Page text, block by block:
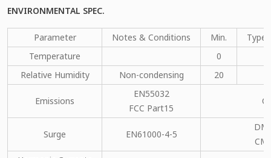
ENVIRONMENTAL SPEC.
Parameter Notes & Conditions Min.
Type.
Temperature
0
Relative Humidity
Non-condensing 20
Emissions
EN55032
FCC Part15
Surge EN61000-4-5
DM
CM